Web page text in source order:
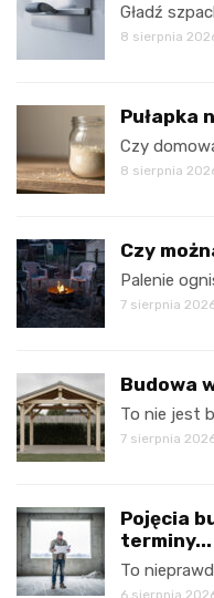
Gładź
8 sierpnia
Pułapka
Czy
8 sierpnia
Czy
Palenie
7 sierpnia
Budowa
To nie jest
7 sierpnia
Pojęcia
terminy...
To
6 sierpnia